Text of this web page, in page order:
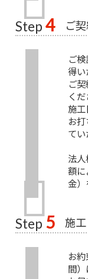
Step 4 ご
ご
得
ご
くだ
施
お
てい
法
額
金）
Step 5 施工
お
間